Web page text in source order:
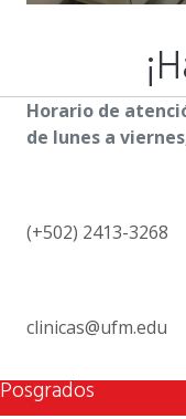
Horario de
de lunes a
(+502) 2413-3268
clinicas@ufm.edu
Posgrados